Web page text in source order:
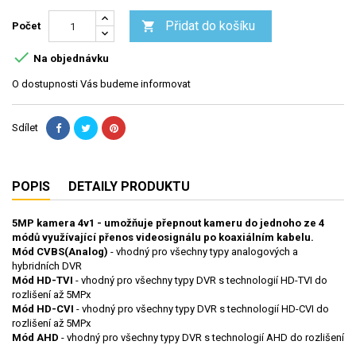
Počet  Přidat do košíku
 Na objednávku
O dostupnosti Vás budeme informovat
Sdílet
POPIS DETAILY PRODUKTU
5MP kamera 4v1 - umožňuje přepnout kameru do jednoho ze 4
módů využívající přenos videosignálu po koaxiálním kabelu.
Mód CVBS(Analog) - vhodný pro všechny typy analogových a
hybridních DVR
Mód HD-TVI - vhodný pro všechny typy DVR s technologií HD-TVI do
rozlišení až 5MPx
Mód HD-CVI - vhodný pro všechny typy DVR s technologií HD-CVI do
rozlišení až 5MPx
Mód AHD - vhodný pro všechny typy DVR s technologií AHD do rozlišení